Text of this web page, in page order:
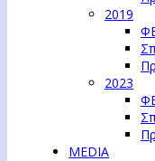
2019
2023
MEDIA